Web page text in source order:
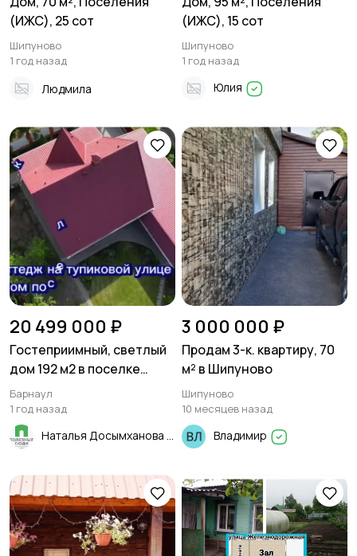
(ИЖС), 25 сот
Шипуново
1 год назад
Людмила
(ИЖС), 15 сот
Шипуново
1 год назад
Юлия
20 499 000 ₽
Гостеприимный, светлый
дом 192 м2 в поселке
Cолнeчная пoляна
Барнаул
1 год назад
Наталья Досымханова
3 000 000 ₽
Продам 3-к. квартиру, 70
м² в Шипуново
Шипуново
10 месяцев назад
Владимир